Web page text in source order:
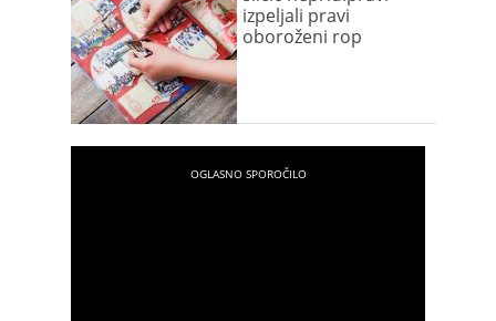
izpeljali pravi
oboroženi rop